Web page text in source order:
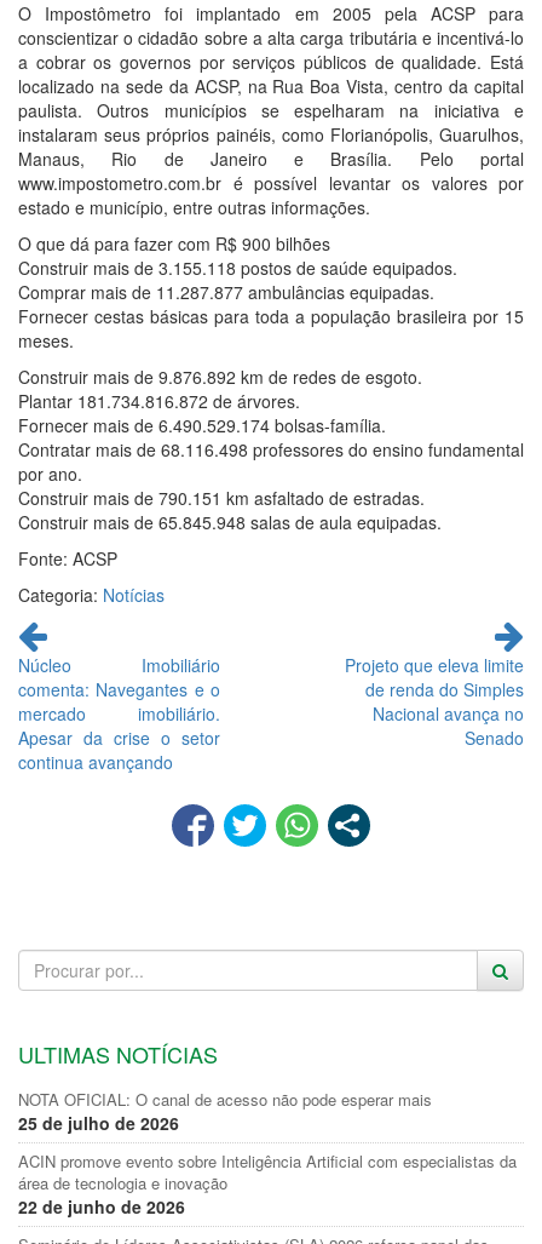
O Impostômetro foi implantado em 2005 pela ACSP para
conscientizar o cidadão sobre a alta carga tributária e incentivá-lo
a cobrar os governos por serviços públicos de qualidade. Está
localizado na sede da ACSP, na Rua Boa Vista, centro da capital
paulista. Outros municípios se espelharam na iniciativa e
instalaram seus próprios painéis, como Florianópolis, Guarulhos,
Manaus, Rio de Janeiro e Brasília. Pelo portal
www.impostometro.com.br é possível levantar os valores por
estado e município, entre outras informações.
O que dá para fazer com R$ 900 bilhões
Construir mais de 3.155.118 postos de saúde equipados.
Comprar mais de 11.287.877 ambulâncias equipadas.
Fornecer cestas básicas para toda a população brasileira por 15
meses.
Construir mais de 9.876.892 km de redes de esgoto.
Plantar 181.734.816.872 de árvores.
Fornecer mais de 6.490.529.174 bolsas-família.
Contratar mais de 68.116.498 professores do ensino fundamental
por ano.
Construir mais de 790.151 km asfaltado de estradas.
Construir mais de 65.845.948 salas de aula equipadas.
Fonte: ACSP
Categoria: Notícias
Continue
lendo
Núcleo Imobiliário
comenta: Navegantes e o
mercado imobiliário.
Apesar da crise o setor
continua avançando
Projeto que eleva limite
de renda do Simples
Nacional avança no
Senado
ULTIMAS NOTÍCIAS
NOTA OFICIAL: O canal de acesso não pode esperar mais
25 de julho de 2026
ACIN promove evento sobre Inteligência Artificial com especialistas da
área de tecnologia e inovação
22 de junho de 2026